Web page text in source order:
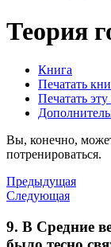
Теория
Книга
Печатать
Печатать эту
Вы, конечно,
потренироваться.
Предыдущая
Следующая
9. В Средние